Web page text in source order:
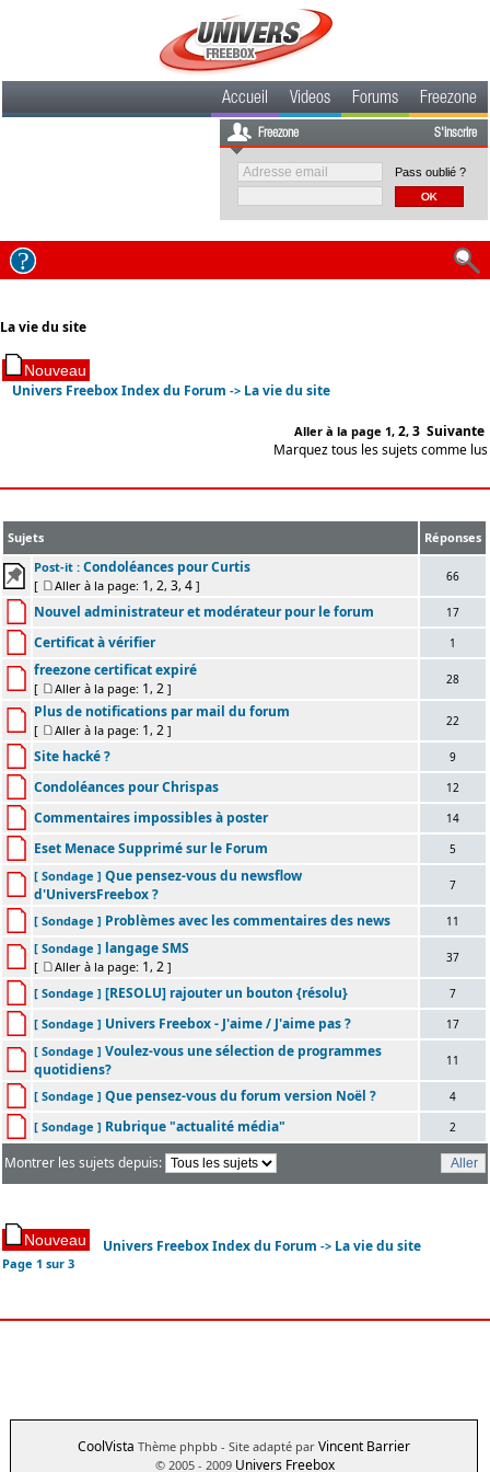
Accueil Videos Forums Freezone
Freezone S'inscrire
Pass oublié ?
La vie du site
Univers Freebox Index du Forum -> La vie du site
Aller à la page 1, 2, 3 Suivante
Marquez tous les sujets comme lus
Sujets
Réponses
Post-it : Condoléances pour Curtis
[ Aller à la page: 1 , 2, 3, 4 ]
66
Nouvel administrateur et modérateur pour le forum 17
Certificat à vérifier 1
freezone certificat expiré
[ Aller à la page: 1 , 2 ]
28
Plus de notifications par mail du forum
[ Aller à la page: 1 , 2 ]
22
Site hacké ? 9
Condoléances pour Chrispas 12
Commentaires impossibles à poster 14
Eset Menace Supprimé sur le Forum 5
[ Sondage ] Que pensez-vous du newsflow
d'UniversFreebox ?
7
[ Sondage ] Problèmes avec les commentaires des news 11
[ Sondage ] langage SMS
[ Aller à la page: 1 , 2 ]
37
[ Sondage ] [RESOLU] rajouter un bouton {résolu} 7
[ Sondage ] Univers Freebox - J'aime / J'aime pas ? 17
[ Sondage ] Voulez-vous une sélection de programmes
quotidiens?
11
[ Sondage ] Que pensez-vous du forum version Noël ? 4
[ Sondage ] Rubrique "actualité média" 2
Montrer les sujets depuis:
Univers Freebox Index du Forum -> La vie du site
Page1 sur3
CoolVista Thème phpbb - Site adapté par Vincent Barrier
© 2005 - 2009 Univers Freebox